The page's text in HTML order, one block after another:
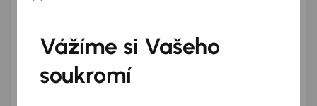
+420
E-mail*
Přeji si dostávat informace o atraktivních slevových
nabídkách
Vážíme si Vašeho
soukromí